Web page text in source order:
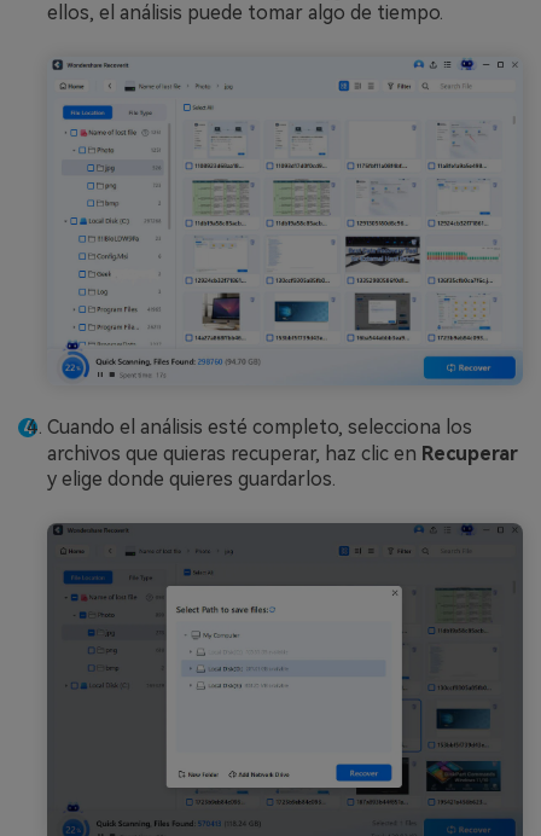
ellos, el análisis puede tomar algo de tiempo.
Cuando el análisis esté completo, selecciona los
archivos que quieras recuperar, haz clic en Recuperar
y elige donde quieres guardarlos.